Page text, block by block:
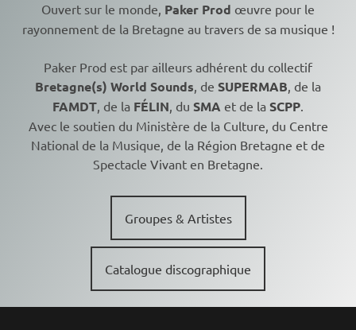
Ouvert sur le monde, Paker Prod œuvre pour le
rayonnement de la Bretagne au travers de sa musique !
Paker Prod est par ailleurs adhérent du collectif
Bretagne(s) World Sounds, de SUPERMAB, de la
FAMDT, de la FÉLIN, du SMA et de la SCPP.
Avec le soutien du Ministère de la Culture, du Centre
National de la Musique, de la Région Bretagne et de
Spectacle Vivant en Bretagne.
Groupes & Artistes
Catalogue discographique